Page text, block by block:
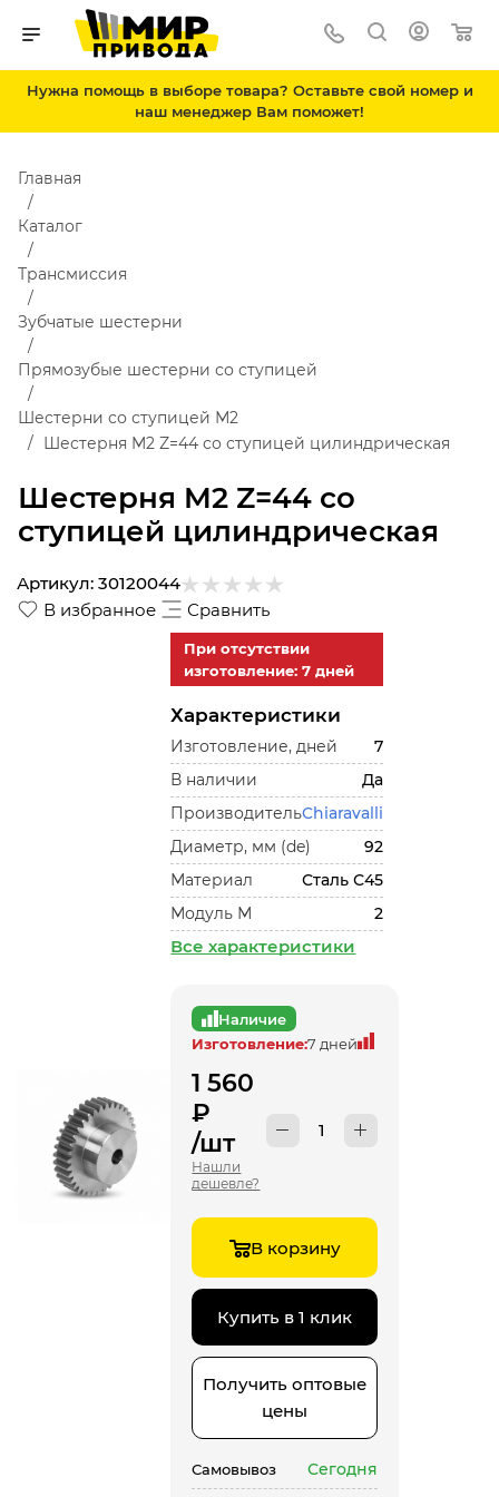
Нужна помощь в выборе товара? Оставьте свой номер и
наш менеджер Вам поможет!
Шестерня M2 Z=44 со
ступицей цилиндрическая
Главная
Каталог
Трансмиссия
Зубчатые шестерни
Прямозубые шестерни со ступицей
Шестерни со ступицей М2
Шестерня M2 Z=44 со ступицей цилиндрическая
В избранное Сравнить
Артикул: 30120044
При отсутствии
изготовление: 7 дней
Характеристики
Изготовление, дней
7
В наличии
Да
ПроизводительChiaravalli
Диаметр, мм (de)
92
Материал
Сталь С45
Модуль М
2
Все характеристики
Наличие
Изготовление:7 дней
1 560
₽
/шт
Нашли
дешевле?
В корзину
Купить в 1 клик
Получить оптовые
цены
Самовывоз Сегодня